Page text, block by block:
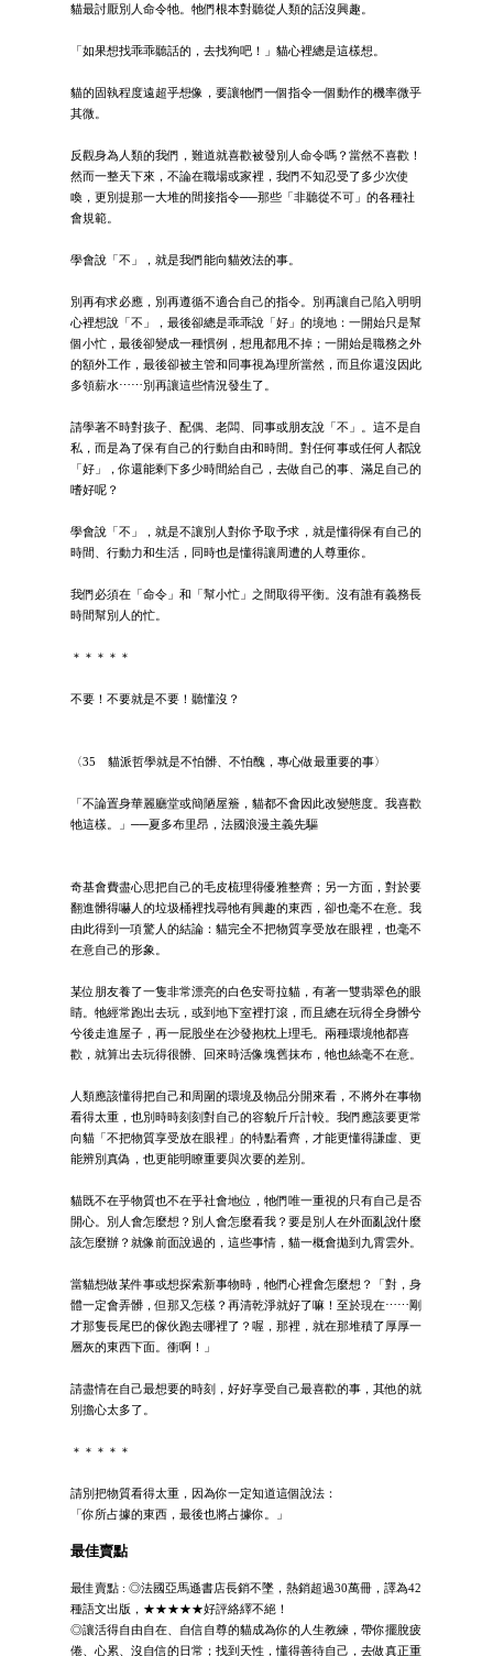
貓最討厭別人命令牠。牠們根本對聽從人類的話沒興趣。
「如果想找乖乖聽話的，去找狗吧！」貓心裡總是這樣想。
貓的固執程度遠超乎想像，要讓牠們一個指令一個動作的機率微乎
其微。
反觀身為人類的我們，難道就喜歡被發別人命令嗎？當然不喜歡！
然而一整天下來，不論在職場或家裡，我們不知忍受了多少次使
喚，更別提那一大堆的間接指令──那些「非聽從不可」的各種社
會規範。
學會說「不」，就是我們能向貓效法的事。
別再有求必應，別再遵循不適合自己的指令。別再讓自己陷入明明
心裡想說「不」，最後卻總是乖乖說「好」的境地：一開始只是幫
個小忙，最後卻變成一種慣例，想甩都甩不掉；一開始是職務之外
的額外工作，最後卻被主管和同事視為理所當然，而且你還沒因此
多領薪水⋯⋯別再讓這些情況發生了。
請學著不時對孩子、配偶、老闆、同事或朋友說「不」。這不是自
私，而是為了保有自己的行動自由和時間。對任何事或任何人都說
「好」，你還能剩下多少時間給自己，去做自己的事、滿足自己的
嗜好呢？
學會說「不」，就是不讓別人對你予取予求，就是懂得保有自己的
時間、行動力和生活，同時也是懂得讓周遭的人尊重你。
我們必須在「命令」和「幫小忙」之間取得平衡。沒有誰有義務長
時間幫別人的忙。
＊＊＊＊＊
不要！不要就是不要！聽懂沒？
〈35 貓派哲學就是不怕髒、不怕醜，專心做最重要的事〉
「不論置身華麗廳堂或簡陋屋簷，貓都不會因此改變態度。我喜歡
牠這樣。」──夏多布里昂，法國浪漫主義先驅
奇基會費盡心思把自己的毛皮梳理得優雅整齊；另一方面，對於要
翻進髒得嚇人的垃圾桶裡找尋牠有興趣的東西，卻也毫不在意。我
由此得到一項驚人的結論：貓完全不把物質享受放在眼裡，也毫不
在意自己的形象。
某位朋友養了一隻非常漂亮的白色安哥拉貓，有著一雙翡翠色的眼
睛。牠經常跑出去玩，或到地下室裡打滾，而且總在玩得全身髒兮
兮後走進屋子，再一屁股坐在沙發抱枕上理毛。兩種環境牠都喜
歡，就算出去玩得很髒、回來時活像塊舊抹布，牠也絲毫不在意。
人類應該懂得把自己和周圍的環境及物品分開來看，不將外在事物
看得太重，也別時時刻刻對自己的容貌斤斤計較。我們應該要更常
向貓「不把物質享受放在眼裡」的特點看齊，才能更懂得謙虛、更
能辨別真偽，也更能明瞭重要與次要的差別。
貓既不在乎物質也不在乎社會地位，牠們唯一重視的只有自己是否
開心。別人會怎麼想？別人會怎麼看我？要是別人在外面亂說什麼
該怎麼辦？就像前面說過的，這些事情，貓一概會拋到九霄雲外。
當貓想做某件事或想探索新事物時，牠們心裡會怎麼想？「對，身
體一定會弄髒，但那又怎樣？再清乾淨就好了嘛！至於現在⋯⋯剛
才那隻長尾巴的傢伙跑去哪裡了？喔，那裡，就在那堆積了厚厚一
層灰的東西下面。衝啊！」
請盡情在自己最想要的時刻，好好享受自己最喜歡的事，其他的就
別擔心太多了。
＊＊＊＊＊
請別把物質看得太重，因為你一定知道這個說法：
「你所占據的東西，最後也將占據你。」
最佳賣點
最佳賣點 : ◎法國亞馬遜書店長銷不墜，熱銷超過30萬冊，譯為42
種語文出版，★★★★★好評絡繹不絕！
◎讓活得自由自在、自信自尊的貓成為你的人生教練，帶你擺脫疲
倦、心累、沒自信的日常；找到天性，懂得善待自己，去做真正重